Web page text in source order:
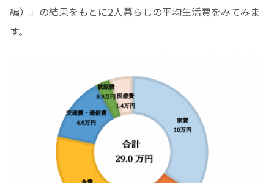
編）」の結果をもとに2人暮らしの平均生活費をみてみま
す。